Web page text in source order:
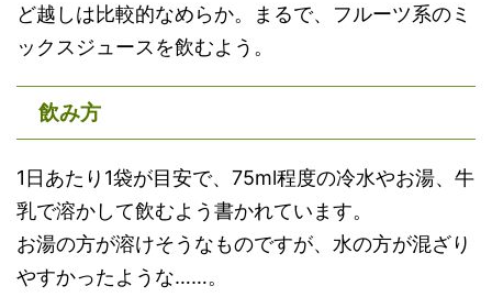
ど越しは比較的なめらか。まるで、フルーツ系のミ
ックスジュースを飲むよう。
飲み方
1日あたり1袋が目安で、75ml程度の冷水やお湯、牛
乳で溶かして飲むよう書かれています。
お湯の方が溶けそうなものですが、水の方が混ざり
やすかったような……。